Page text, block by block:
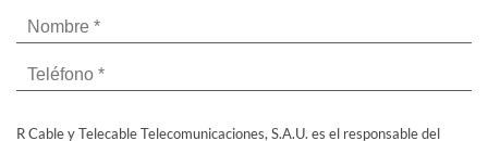
R Cable y Telecable Telecomunicaciones, S.A.U. es el responsable del